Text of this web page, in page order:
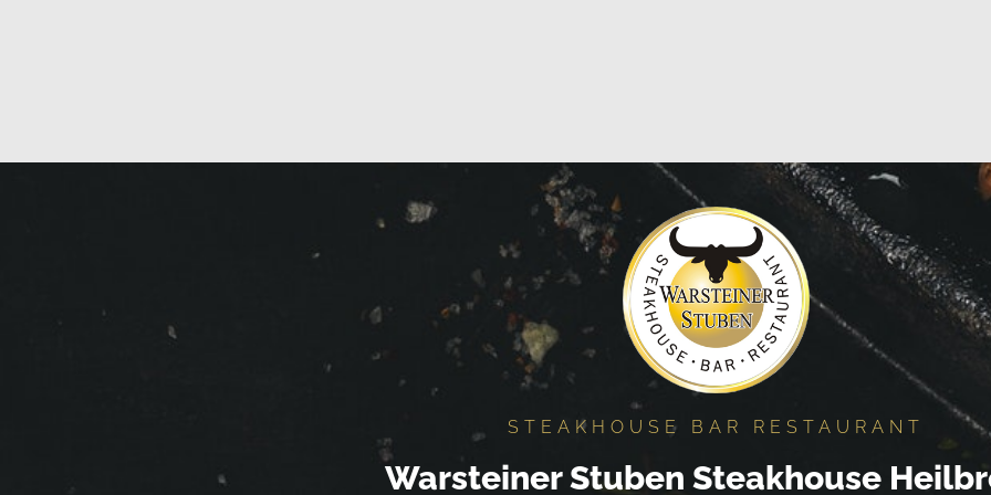
STEAKHOUSE BAR RESTAURANT
Warsteiner Stuben Steakhouse